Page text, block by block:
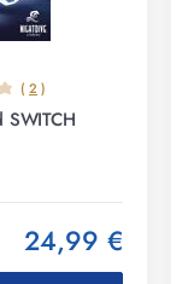
( 2 )
SWITCH
24,99 €